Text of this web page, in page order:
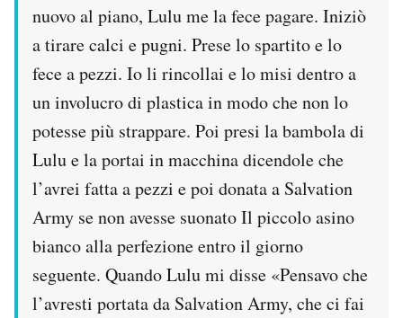
nuovo al piano, Lulu me la fece pagare. Iniziò
a tirare calci e pugni. Prese lo spartito e lo
fece a pezzi. Io li rincollai e lo misi dentro a
un involucro di plastica in modo che non lo
potesse più strappare. Poi presi la bambola di
Lulu e la portai in macchina dicendole che
l’avrei fatta a pezzi e poi donata a Salvation
Army se non avesse suonato Il piccolo asino
bianco alla perfezione entro il giorno
seguente. Quando Lulu mi disse «Pensavo che
l’avresti portata da Salvation Army, che ci fai